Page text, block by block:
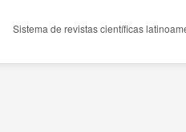
Sistema de revistas científicas